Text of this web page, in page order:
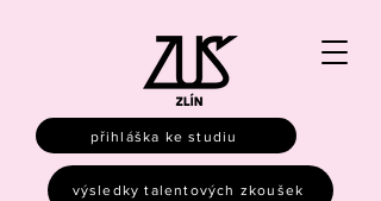
přihláška ke studiu
výsledky talentových zkoušek